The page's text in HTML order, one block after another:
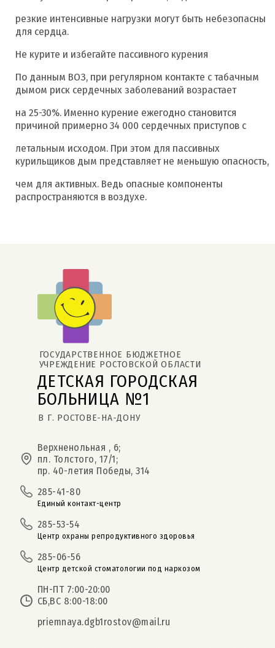
резкие интенсивные нагрузки могут быть небезопасны
для сердца.
Не курите и избегайте пассивного курения
По данным ВОЗ, при регулярном контакте с табачным
дымом риск сердечных заболеваний возрастает
на 25-30%. Именно курение ежегодно становится
причиной примерно 34 000 сердечных приступов с
летальным исходом. При этом для пассивных
курильщиков дым представляет не меньшую опасность,
чем для активных. Ведь опасные компоненты
распространяются в воздухе.
ДЕТСКАЯ ГОРОДСКАЯ
БОЛЬНИЦА №1
В Г. РОСТОВЕ-НА-ДОНУ
ГОСУДАРСТВЕННОЕ БЮДЖЕТНОЕ
УЧРЕЖДЕНИЕ РОСТОВСКОЙ ОБЛАСТИ
Верхненольная , 6;
пл. Толстого, 17/1;
пр. 40-летия Победы, 314
285-41-80
Единый контакт-центр
285-53-54
Центр охраны репродуктивного здоровья
285-06-56
Центр детской стоматологии под наркозом
ПН-ПТ 7:00-20:00
СБ,ВС 8:00-18:00
priemnaya.dgb1rostov@mail.ru